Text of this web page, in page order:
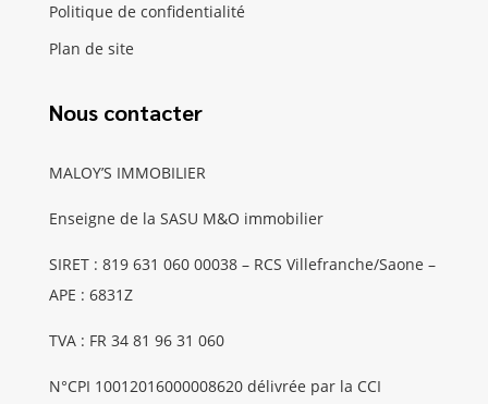
Politique de confidentialité
Plan de site
Nous contacter
MALOY’S IMMOBILIER
Enseigne de la SASU M&O immobilier
SIRET : 819 631 060 00038 – RCS Villefranche/Saone –
APE : 6831Z
TVA : FR 34 81 96 31 060
N°CPI 10012016000008620 délivrée par la CCI